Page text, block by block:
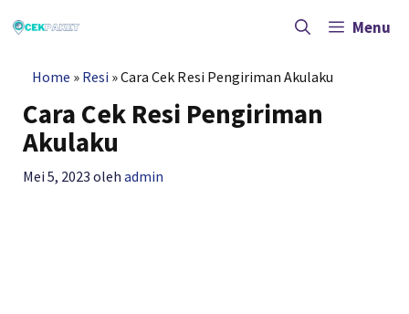
ke
Menu
Home » Resi »Cara Cek Resi Pengiriman Akulaku
Cara Cek Resi Pengiriman
Akulaku
Mei 5, 2023 olehadmin